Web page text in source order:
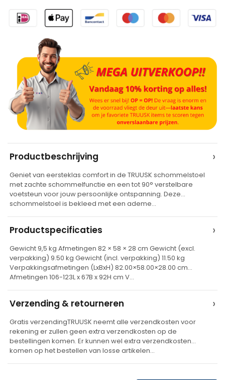
t
e
r
a
t
v
e
Productbeschrijving ›
Geniet van eersteklas comfort in de TRUUSK schommelstoel
met zachte schommelfunctie en een tot 90° verstelbare
voetsteun voor jouw persoonlijke ontspanning. Deze
schommelstoel is bekleed met een ademe…
Productspecificaties ›
Gewicht 9,5 kg Afmetingen 82 × 58 × 28 cm Gewicht (excl.
verpakking) 9.50 kg Gewicht (incl. verpakking) 11.50 kg
Verpakkingsafmetingen (LxBxH) 82.00×58.00×28.00 cm
Afmetingen 106-123L x 67B x 92H cm V…
Verzending & retourneren ›
Gratis verzendingTRUUSK neemt alle verzendkosten voor
rekening er zullen geen extra verzendkosten op de
bestellingen komen. Er kunnen wel extra verzendkosten
komen op het bestellen van losse artikelen…